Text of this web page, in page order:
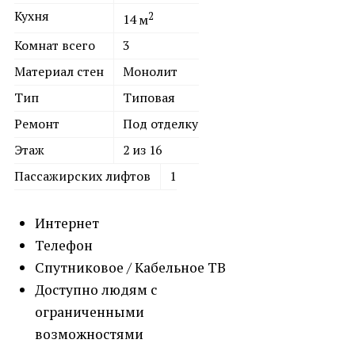
Кухня 14м2
Комнат всего
3
Материал стен
Монолит
Тип
Типовая
Ремонт
Под отделку
Этаж
2 из 16
Пассажирских лифтов
1
Интернет
Телефон
Спутниковое / Кабельное ТВ
Доступно людям с
ограниченными
возможностями